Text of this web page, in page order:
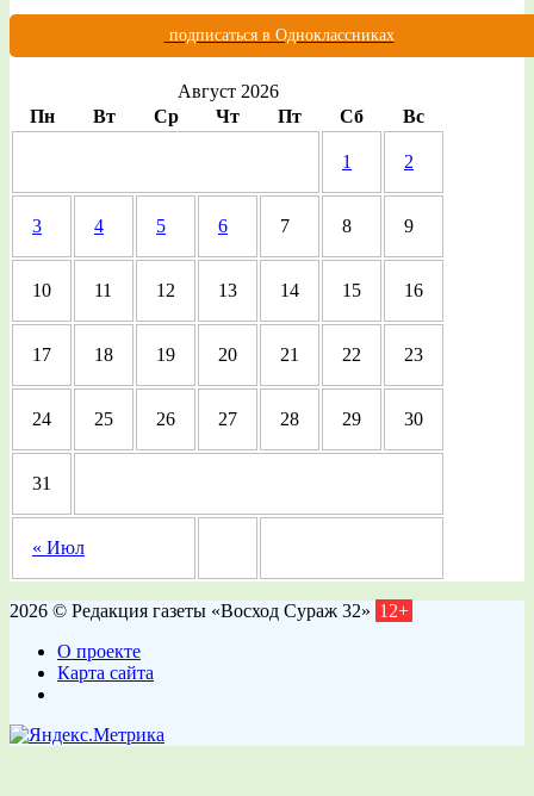
подписаться в Одноклассниках
Август 2026
Пн
Вт Ср Чт Пт Сб Вс
« Июл
1 2
3 4 5 6 7 8 9
10 11 12 13 14 15 16
17 18 19 20 21 22 23
24 25 26 27 28 29 30
31
2026 © Редакция газеты «Восход Сураж 32» 12+
О проекте
Карта сайта